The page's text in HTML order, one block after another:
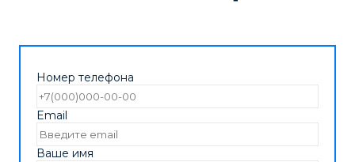
Номер телефона
Email
Ваше имя